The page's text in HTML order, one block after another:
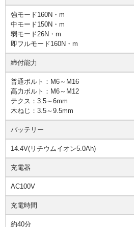
強モード160N・m
中モード150N・m
弱モード26N・m
即フルモード160N・m
締付能力
普通ボルト：M6～M16
高力ボルト：M6～M12
テクス：3.5～6mm
木ねじ：3.5～9.5mm
バッテリー
14.4V(リチウムイオン5.0Ah)
充電器
AC100V
充電時間
約40分